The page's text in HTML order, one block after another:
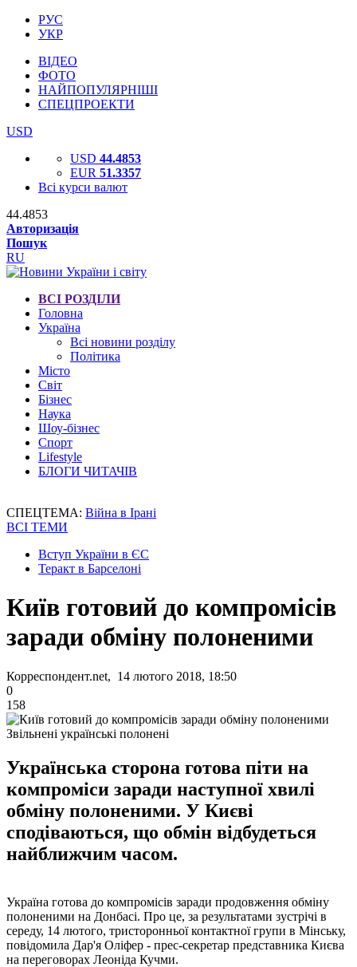
РУС
УКР
ВІДЕО
ФОТО
НАЙПОПУЛЯРНІШІ
СПЕЦПРОЕКТИ
USD
USD 44.4853
EUR 51.3357
Всі курси валют
44.4853
Авторизація
Пошук
RU
ВСІ РОЗДІЛИ
Головна
Україна
Всі новини розділу
Політика
Місто
Світ
Бізнес
Наука
Шоу-бізнес
Спорт
Lifestyle
БЛОГИ ЧИТАЧІВ
СПЕЦТЕМА: Війна в Ірані
ВСІ ТЕМИ
Вступ України в ЄС
Теракт в Барселоні
Київ готовий до компромісів
заради обміну полоненими
Корреспондент.net, 14 лютого 2018, 18:50
0
158
Звільнені українські полонені
Українська сторона готова піти на
компроміси заради наступної хвилі
обміну полоненими. У Києві
сподіваються, що обмін відбудеться
найближчим часом.
Україна готова до компромісів заради продовження обміну
полоненими на Донбасі. Про це, за результатами зустрічі в
середу, 14 лютого, тристоронньої контактної групи в Мінську,
повідомила Дар'я Оліфер - прес-секретар представника Києва
на переговорах Леоніда Кучми.